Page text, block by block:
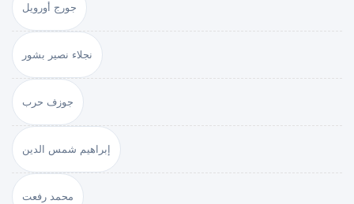
جورج أورويل
نجلاء نصير بشور
جوزف حرب
إبراهيم شمس الدين
محمد رفعت